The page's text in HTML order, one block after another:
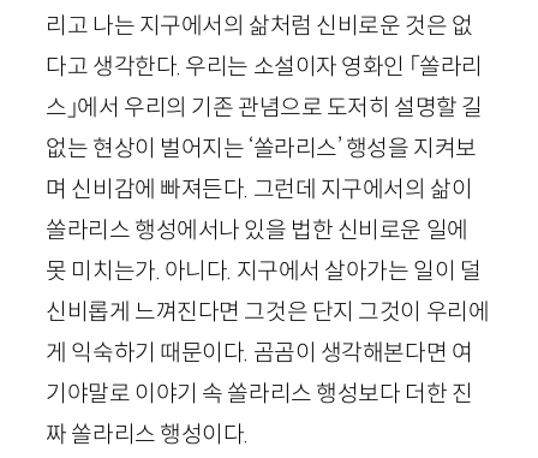
리고 나는 지구에서의 삶처럼 신비로운 것은 없
다고 생각한다. 우리는 소설이자 영화인 「쏠라리
스」에서 우리의 기존 관념으로 도저히 설명할 길
없는 현상이 벌어지는 ‘쏠라리스’ 행성을 지켜보
며 신비감에 빠져든다. 그런데 지구에서의 삶이
쏠라리스 행성에서나 있을 법한 신비로운 일에
못 미치는가. 아니다. 지구에서 살아가는 일이 덜
신비롭게 느껴진다면 그것은 단지 그것이 우리에
게 익숙하기 때문이다. 곰곰이 생각해본다면 여
기야말로 이야기 속 쏠라리스 행성보다 더한 진
짜 쏠라리스 행성이다.